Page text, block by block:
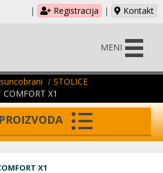
|
Registracija | Kontakt
MENI
STOLICE
COMFORT X1
X1